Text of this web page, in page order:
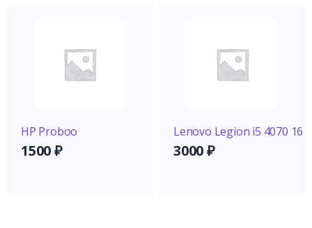
HP Proboo
1500₽
Lenovo Legion i5 4070 16
3000₽